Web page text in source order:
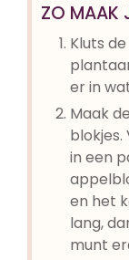
ZO MAAK
Kluts
er in
Maak
in een
en het
lang,
munt